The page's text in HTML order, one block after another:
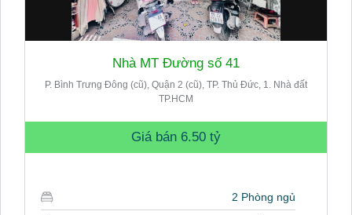
Nhà MT Đường số 41
P. Bình Trưng Đông (cũ), Quận 2 (cũ), TP. Thủ Đức, 1. Nhà đất
TP.HCM
Giá bán 6.50 tỷ
2 Phòng ngủ